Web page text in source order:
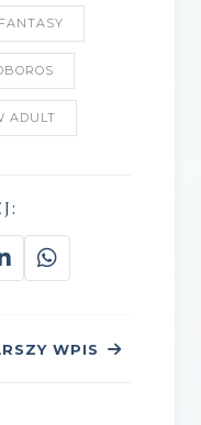
ADULT
WPIS